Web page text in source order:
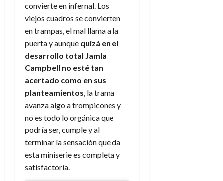
convierte en infernal. Los
viejos cuadros se convierten
en trampas, el mal llama a la
puerta y aunque quizá en el
desarrollo total Jamla
Campbell no esté tan
acertado como en sus
planteamientos, la trama
avanza algo a trompicones y
no es todo lo orgánica que
podría ser, cumple y al
terminar la sensación que da
esta miniserie es completa y
satisfactoria.